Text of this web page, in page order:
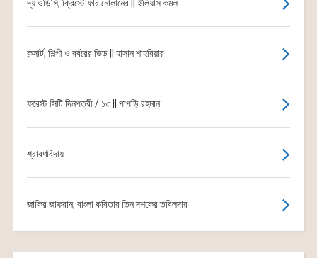
দ্য ওডিসি, ক্রিস্টোফার নোলানের || ইলিয়াস কমল
কন্সার্ট, শিল্পী ও বর্বরের ভিড় || হাসান শাহরিয়ার
ফরেস্ট সিটি দিনপত্রী / ১৩ || পাপড়ি রহমান
শ্রাবণবিদায়
জাকির জাফরান, বাংলা কবিতার তিন দশকের তবিলদার